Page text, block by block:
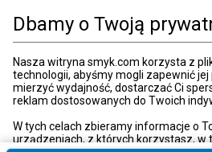
Dbamy o Twoją
Nasza witryna smyk.com korzysta z
technologii, abyśmy mogli zapewnić jej
mierzyć wydajność, dostarczać Ci
reklam dostosowanych do Twoich
W tych celach zbieramy informacje o
urządzeniach, z których korzystasz, w
produktach i usługach oraz
przez SMYK sp. z o.o., za
elektronicznej (e-mail).
W każdej chwili możesz z łatwością
więcej
Kraj i język:Polska (Poland)